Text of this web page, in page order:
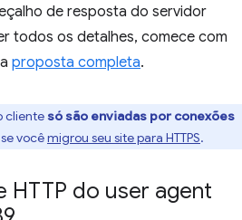
de resposta do servidor
todos os detalhes, comece com
proposta completa.
cliente só são enviadas por conexões
vocêmigrou seu site para HTTPS.
HTTP do user agent